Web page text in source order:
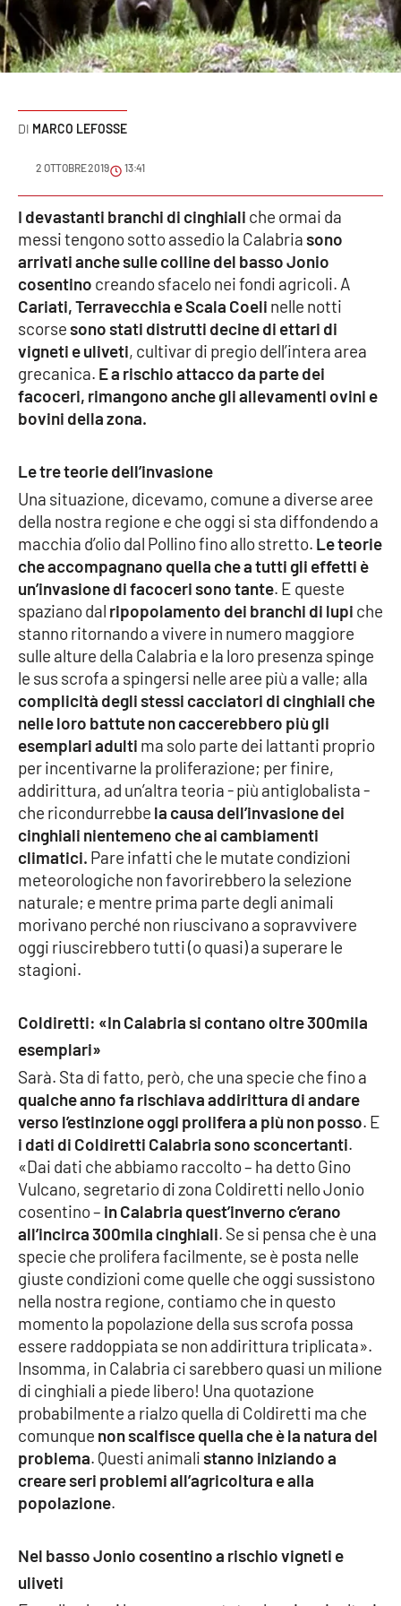
Sanità
Sport
Meteo
Editoriali
VIDEO
Ambiente
Cronaca
Politica
Sanità
Società
Sport
RUBRICHE
Good Morning Vietnam
Parchi Marini Calabria
Leggendo Alvaro insieme
Imprese Di Calabria
Le perfidie di Antonella Grippo
STREAMING
LaC TV
LaC Network
LaC OnAir
EDIZIONI
LOCALI
Catanzaro
Crotone
Vibo Valentia
Reggio Calabria
Cosenza
MARCO LEFOSSE
2 OTTOBRE 2019 13:41
I devastanti branchi di cinghiali che ormai da
messi tengono sotto assedio la Calabriasono
arrivati anche sulle colline del basso Jonio
cosentino creando sfacelo nei fondi agricoli. A
Cariati, Terravecchia e Scala Coeli nelle notti
scorsesono stati distrutti decine di ettari di
vigneti e uliveti, cultivar di pregio dell’intera area
grecanica. E a rischio attacco da parte dei
facoceri, rimangono anche gli allevamenti ovini e
bovini della zona.
Le tre teorie dell’invasione
Una situazione, dicevamo, comune a diverse aree
della nostra regione e che oggi si sta diffondendo a
macchia d’olio dal Pollino fino allo stretto. Le teorie
che accompagnano quella che a tutti gli effetti è
un’invasione di facoceri sono tante. E queste
spaziano dal ripopolamento dei branchi di lupi che
stanno ritornando a vivere in numero maggiore
sulle alture della Calabria e la loro presenza spinge
le sus scrofa a spingersi nelle aree più a valle; alla
complicità degli stessi cacciatori di cinghiali che
nelle loro battute non caccerebbero più gli
esemplari adulti ma solo parte dei lattanti proprio
per incentivarne la proliferazione; per finire,
addirittura, ad un’altra teoria - più antiglobalista -
che ricondurrebbe la causa dell’invasione dei
cinghiali nientemeno che ai cambiamenti
climatici. Pare infatti che le mutate condizioni
meteorologiche non favorirebbero la selezione
naturale; e mentre prima parte degli animali
morivano perché non riuscivano a sopravvivere
oggi riuscirebbero tutti (o quasi) a superare le
stagioni.
Coldiretti: «In Calabria si contano oltre 300mila
esemplari»
Sarà. Sta di fatto, però, che una specie che fino a
qualche anno fa rischiava addirittura di andare
verso l’estinzione oggi prolifera a più non posso. E
i dati di Coldiretti Calabria sono sconcertanti.
«Dai dati che abbiamo raccolto – ha detto Gino
Vulcano, segretario di zona Coldiretti nello Jonio
cosentino – in Calabria quest’inverno c’erano
all’incirca 300mila cinghiali. Se si pensa che è una
specie che prolifera facilmente, se è posta nelle
giuste condizioni come quelle che oggi sussistono
nella nostra regione, contiamo che in questo
momento la popolazione della sus scrofa possa
essere raddoppiata se non addirittura triplicata».
Insomma, in Calabria ci sarebbero quasi un milione
di cinghiali a piede libero! Una quotazione
probabilmente a rialzo quella di Coldiretti ma che
comunque non scalfisce quella che è la natura del
problema. Questi animalistanno iniziando a
creare seri problemi all’agricoltura e alla
popolazione.
Nel basso Jonio cosentino a rischio vigneti e
uliveti